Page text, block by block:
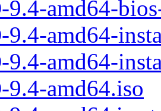
9.4-amd64-
9.4-amd64-
9.4-amd64-
9.4-amd64.iso